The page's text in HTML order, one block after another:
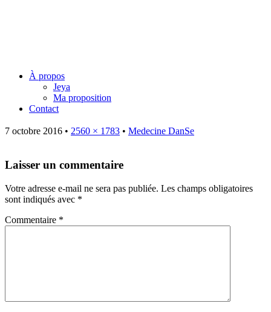
Menu
Skip
À propos
Jeya
Ma proposition
Contact
7 octobre 2016 • 2560 × 1783 • Medecine DanSe
Laisser un commentaire
Votre adresse e-mail ne sera pas publiée. Les champs obligatoires
sont indiqués avec *
Commentaire *